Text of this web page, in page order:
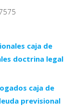
caja de
doctrina legal
caja de
previsional